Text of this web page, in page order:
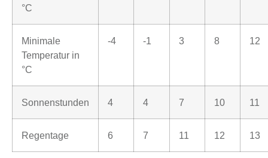
°C
Minimale
Temperatur in
°C
-4 -1 3 8 12
Sonnenstunden 4 4 7 10 11
Regentage 6 7 11 12 13